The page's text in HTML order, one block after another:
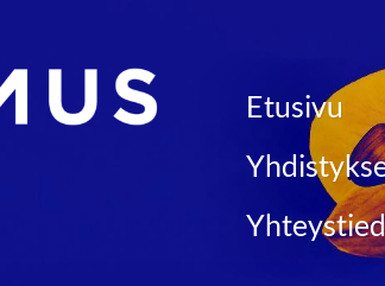
kunnallisjärjestö
Etusivu